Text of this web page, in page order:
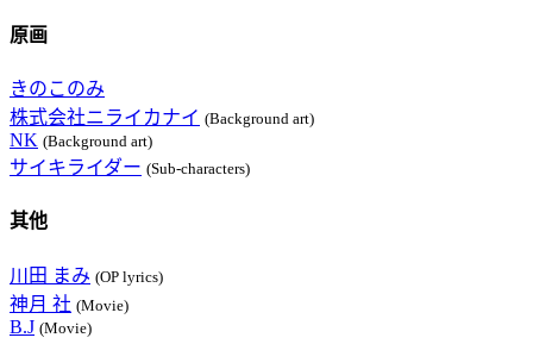
原画
きのこのみ
株式会社ニライカナイ (Background art)
NK (Background art)
サイキライダー (Sub-characters)
其他
川田 まみ (OP lyrics)
神月 社 (Movie)
B.J (Movie)